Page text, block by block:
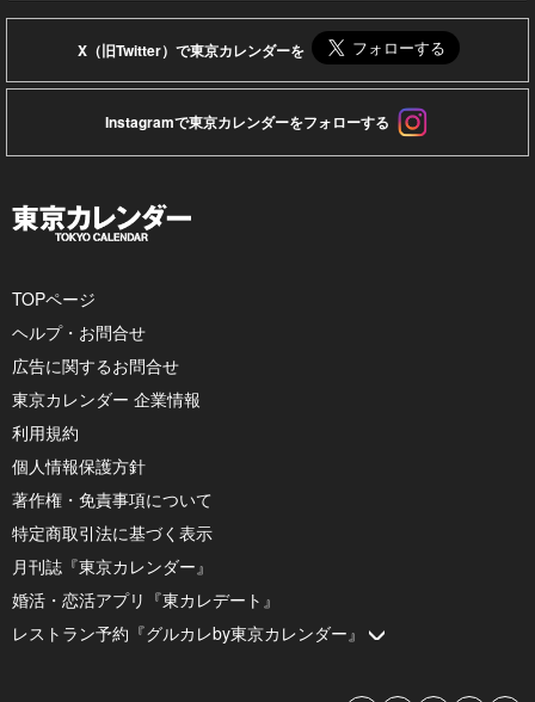
X（旧Twitter）で東京カレンダーを
Instagramで東京カレンダーをフォローする
TOPページ
ヘルプ・お問合せ
広告に関するお問合せ
東京カレンダー 企業情報
利用規約
個人情報保護方針
著作権・免責事項について
特定商取引法に基づく表示
月刊誌『東京カレンダー』
婚活・恋活アプリ『東カレデート』
レストラン予約『グルカレby東京カレンダー』